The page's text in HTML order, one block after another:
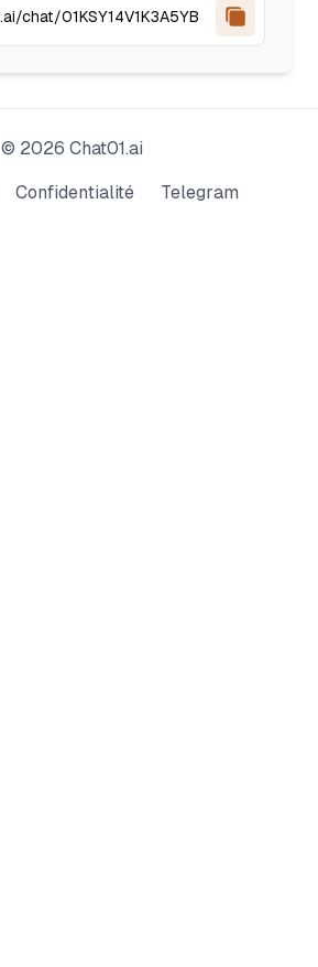
© 2026 Chat01.ai
Confidentialité Telegram